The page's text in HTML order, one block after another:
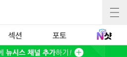
섹션 포토